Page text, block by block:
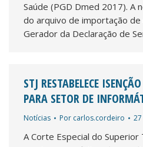
Saúde (PGD Dmed 2017). A
do arquivo de importação
Gerador da Declaração de
STJ RESTABELECE
PARA SETOR DE
Notícias Por carlos.cordeiro
A Corte Especial do Superior